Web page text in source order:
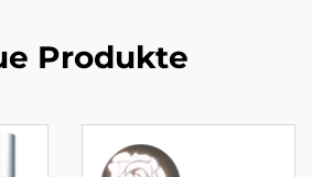
Produkte